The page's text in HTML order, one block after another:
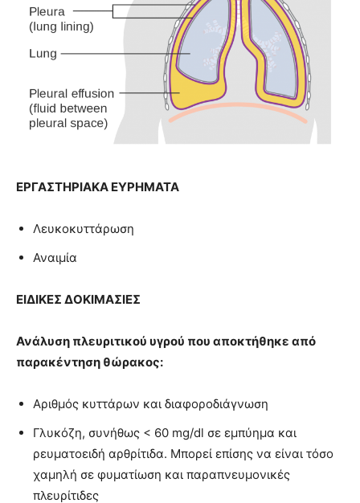
ΕΡΓΑΣΤΗΡΙΑΚΑ ΕΥΡΗΜΑΤΑ
Λευκοκυττάρωση
Αναιμία
ΕΙΔΙΚΕΣ ΔΟΚΙΜΑΣΙΕΣ
Ανάλυση πλευριτικού υγρού που αποκτήθηκε από
παρακέντηση θώρακος:
Αριθμός κυττάρων και διαφοροδιάγνωση
Γλυκόζη, συνήθως < 60 mg/dl σε εμπύημα και
ρευματοειδή αρθρίτιδα. Μπορεί επίσης να είναι τόσο
χαμηλή σε φυματίωση και παραπνευμονικές
πλευρίτιδες